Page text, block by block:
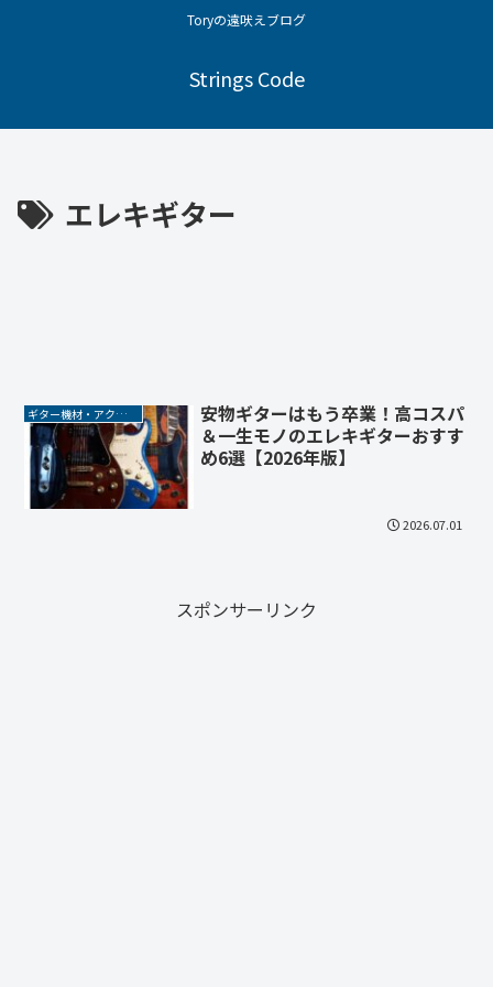
Toryの遠吠えブログ
Strings Code
エレキギター
ギター機材・アクセサリー
安物ギターはもう卒業！高コスパ
＆一生モノのエレキギターおすす
め6選【2026年版】
2026.07.01
スポンサーリンク